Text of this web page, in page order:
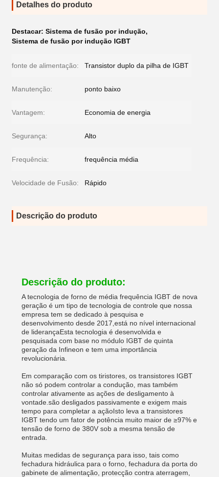
Detalhes do produto
Destacar: Sistema de fusão por indução,
Sistema de fusão por indução IGBT
fonte de alimentação: Transistor duplo da pilha de IGBT
Manutenção: ponto baixo
Vantagem: Economia de energia
Segurança: Alto
Frequência: frequência média
Velocidade de Fusão: Rápido
Descrição do produto
Descrição do produto:
A tecnologia de forno de média frequência IGBT de nova
geração é um tipo de tecnologia de controle que nossa
empresa tem se dedicado à pesquisa e
desenvolvimento desde 2017,está no nível internacional
de liderançaEsta tecnologia é desenvolvida e
pesquisada com base no módulo IGBT de quinta
geração da Infineon e tem uma importância
revolucionária.
Em comparação com os tiristores, os transistores IGBT
não só podem controlar a condução, mas também
controlar ativamente as ações de desligamento à
vontade.são desligados passivamente e exigem mais
tempo para completar a açãoIsto leva a transistores
IGBT tendo um fator de potência muito maior de ≥97% e
tensão de forno de 380V sob a mesma tensão de
entrada.
Muitas medidas de segurança para isso, tais como
fechadura hidráulica para o forno, fechadura da porta do
gabinete de alimentação, protecção contra aterragem,